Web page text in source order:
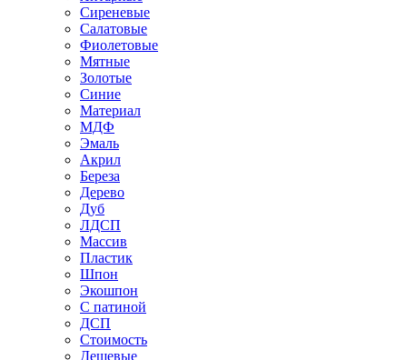
Сиреневые
Салатовые
Фиолетовые
Мятные
Золотые
Синие
Материал
МДФ
Эмаль
Акрил
Береза
Дерево
Дуб
ЛДСП
Массив
Пластик
Шпон
Экошпон
С патиной
ДСП
Стоимость
Дешевые